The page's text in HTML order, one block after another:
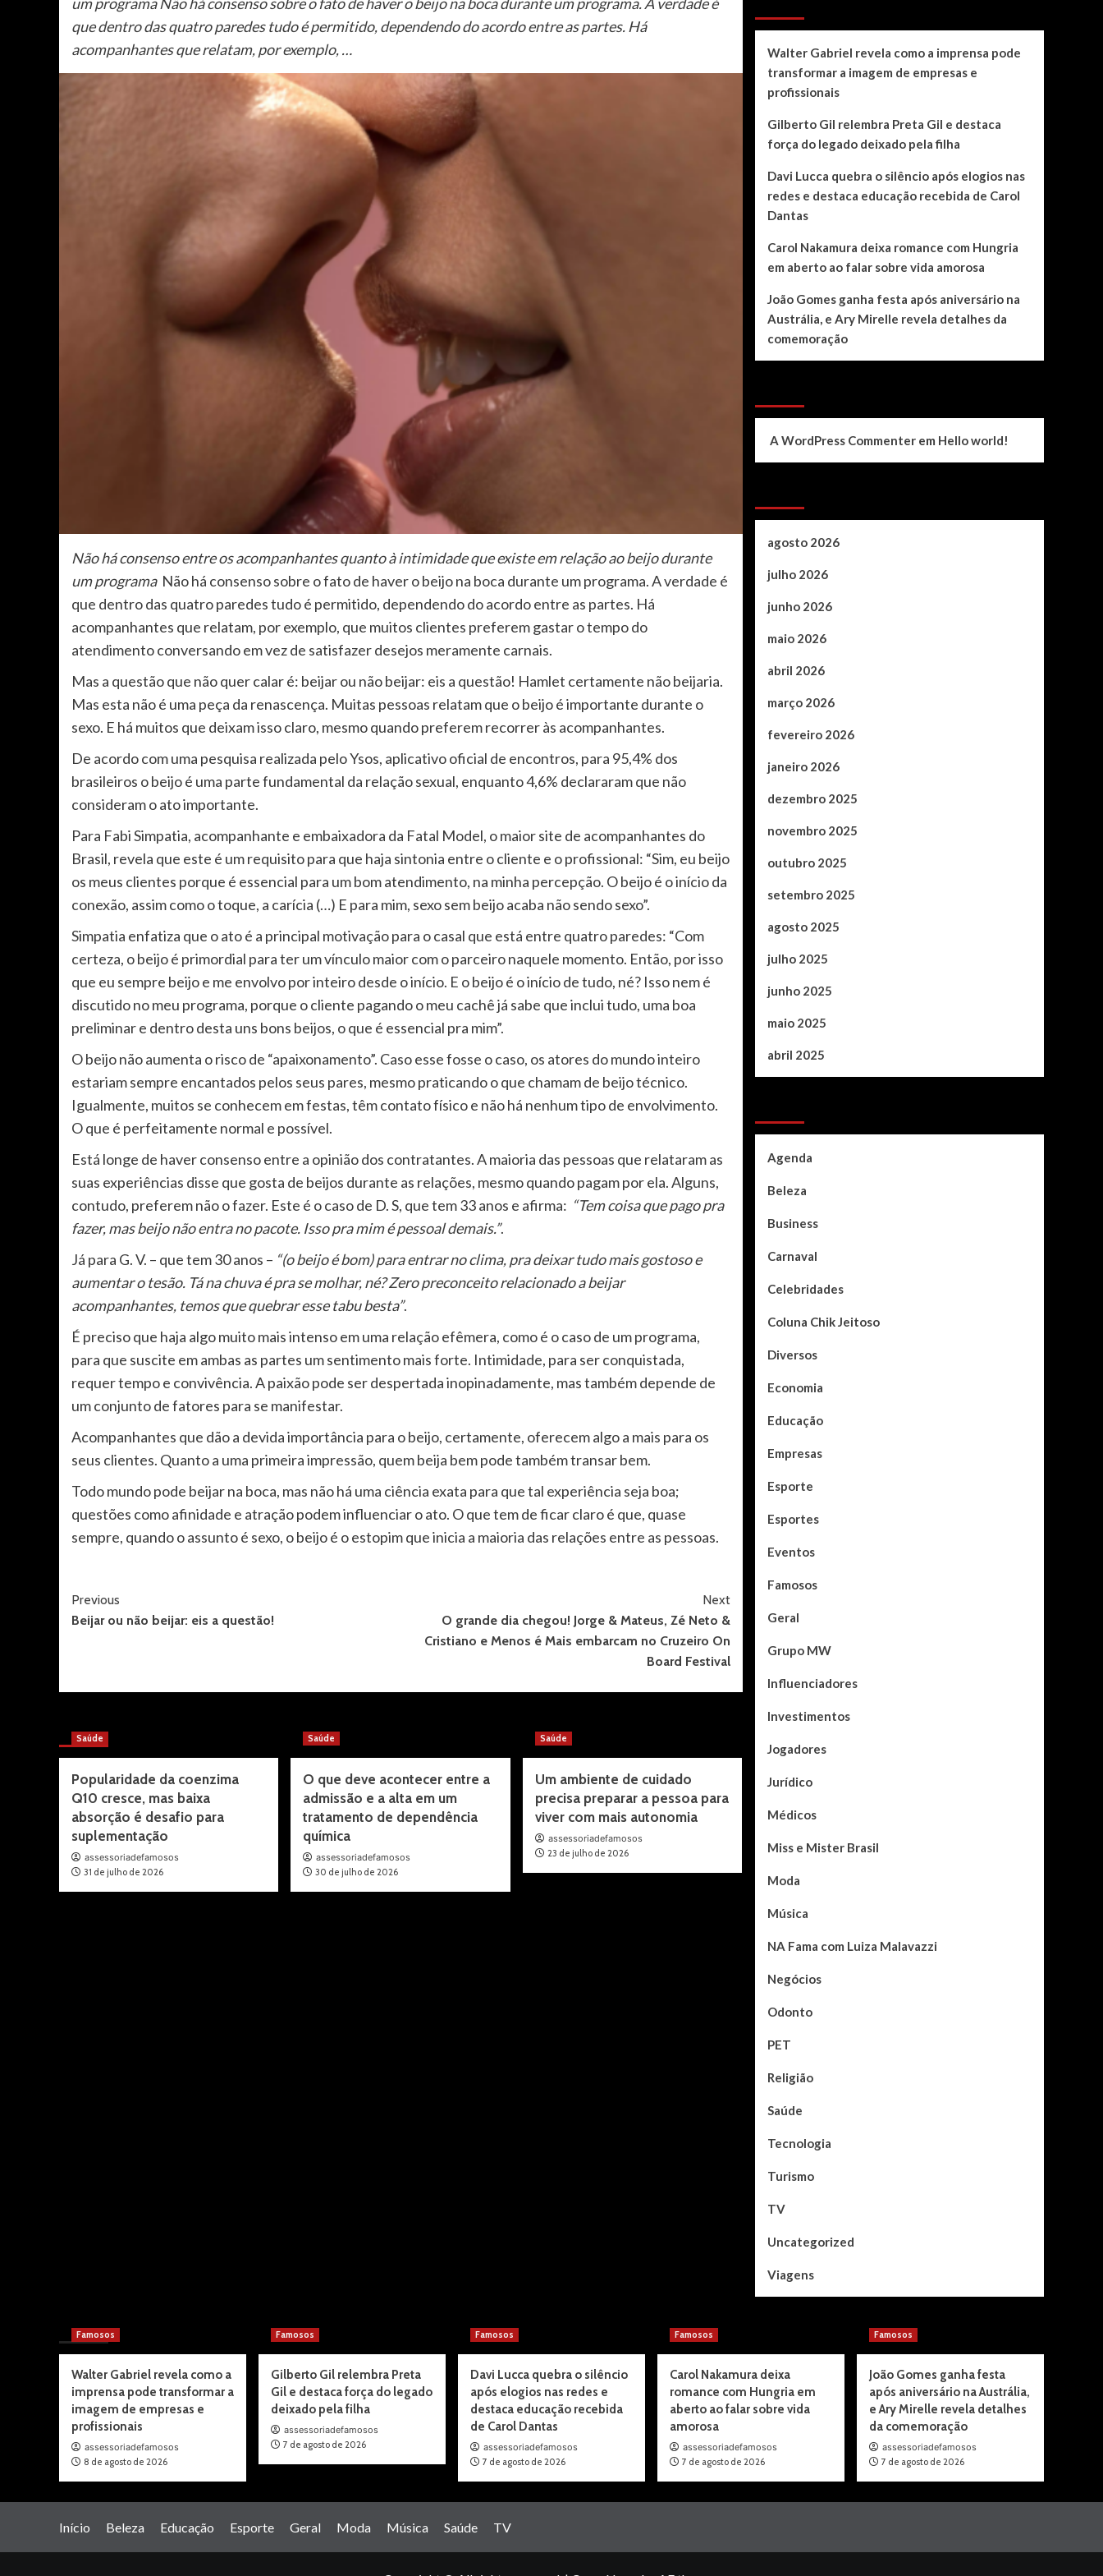
que dentro das quatro paredes tudo é permitido, dependendo do acordo entre as partes. Há
acompanhantes que relatam, por exemplo, …
Não há consenso entre os acompanhantes quanto à intimidade que existe em relação ao beijo durante
um programa Não há consenso sobre o fato de haver o beijo na boca durante um programa. A verdade é
que dentro das quatro paredes tudo é permitido, dependendo do acordo entre as partes. Há
acompanhantes que relatam, por exemplo, que muitos clientes preferem gastar o tempo do
atendimento conversando em vez de satisfazer desejos meramente carnais.
Mas a questão que não quer calar é: beijar ou não beijar: eis a questão! Hamlet certamente não beijaria.
Mas esta não é uma peça da renascença. Muitas pessoas relatam que o beijo é importante durante o
sexo. E há muitos que deixam isso claro, mesmo quando preferem recorrer às acompanhantes.
De acordo com uma pesquisa realizada pelo Ysos, aplicativo oficial de encontros, para 95,4% dos
brasileiros o beijo é uma parte fundamental da relação sexual, enquanto 4,6% declararam que não
consideram o ato importante.
Para Fabi Simpatia, acompanhante e embaixadora da Fatal Model, o maior site de acompanhantes do
Brasil, revela que este é um requisito para que haja sintonia entre o cliente e o profissional: “Sim, eu beijo
os meus clientes porque é essencial para um bom atendimento, na minha percepção. O beijo é o início da
conexão, assim como o toque, a carícia (…) E para mim, sexo sem beijo acaba não sendo sexo”.
Simpatia enfatiza que o ato é a principal motivação para o casal que está entre quatro paredes: “Com
certeza, o beijo é primordial para ter um vínculo maior com o parceiro naquele momento. Então, por isso
que eu sempre beijo e me envolvo por inteiro desde o início. E o beijo é o início de tudo, né? Isso nem é
discutido no meu programa, porque o cliente pagando o meu cachê já sabe que inclui tudo, uma boa
preliminar e dentro desta uns bons beijos, o que é essencial pra mim”.
O beijo não aumenta o risco de “apaixonamento”. Caso esse fosse o caso, os atores do mundo inteiro
estariam sempre encantados pelos seus pares, mesmo praticando o que chamam de beijo técnico.
Igualmente, muitos se conhecem em festas, têm contato físico e não há nenhum tipo de envolvimento.
O que é perfeitamente normal e possível.
Está longe de haver consenso entre a opinião dos contratantes. A maioria das pessoas que relataram as
suas experiências disse que gosta de beijos durante as relações, mesmo quando pagam por ela. Alguns,
contudo, preferem não o fazer. Este é o caso de D. S, que tem 33 anos e afirma: “Tem coisa que pago pra
fazer, mas beijo não entra no pacote. Isso pra mim é pessoal demais.”.
Já para G. V. – que tem 30 anos – “(o beijo é bom) para entrar no clima, pra deixar tudo mais gostoso e
aumentar o tesão. Tá na chuva é pra se molhar, né? Zero preconceito relacionado a beijar
acompanhantes, temos que quebrar esse tabu besta”.
É preciso que haja algo muito mais intenso em uma relação efêmera, como é o caso de um programa,
para que suscite em ambas as partes um sentimento mais forte. Intimidade, para ser conquistada,
requer tempo e convivência. A paixão pode ser despertada inopinadamente, mas também depende de
um conjunto de fatores para se manifestar.
Acompanhantes que dão a devida importância para o beijo, certamente, oferecem algo a mais para os
seus clientes. Quanto a uma primeira impressão, quem beija bem pode também transar bem.
Todo mundo pode beijar na boca, mas não há uma ciência exata para que tal experiência seja boa;
questões como afinidade e atração podem influenciar o ato. O que tem de ficar claro é que, quase
sempre, quando o assunto é sexo, o beijo é o estopim que inicia a maioria das relações entre as pessoas.
Post
Navigation
Previous
Beijar ou não beijar: eis a questão!
Next
O grande dia chegou! Jorge & Mateus, Zé Neto &
Cristiano e Menos é Mais embarcam no Cruzeiro On
Board Festival
More Stories
Saúde
Popularidade da coenzima
Q10 cresce, mas baixa
absorção é desafio para
suplementação
assessoriadefamosos
31 de julho de 2026
Saúde
O que deve acontecer entre a
admissão e a alta em um
tratamento de dependência
química
assessoriadefamosos
30 de julho de 2026
Saúde
Um ambiente de cuidado
precisa preparar a pessoa para
viver com mais autonomia
assessoriadefamosos
23 de julho de 2026
Walter Gabriel revela como a imprensa pode
transformar a imagem de empresas e
profissionais
Gilberto Gil relembra Preta Gil e destaca
força do legado deixado pela filha
Davi Lucca quebra o silêncio após elogios nas
redes e destaca educação recebida de Carol
Dantas
Carol Nakamura deixa romance com Hungria
em aberto ao falar sobre vida amorosa
João Gomes ganha festa após aniversário na
Austrália, e Ary Mirelle revela detalhes da
comemoração
A WordPress Commenterem Hello world!
agosto 2026
julho 2026
junho 2026
maio 2026
abril 2026
março 2026
fevereiro 2026
janeiro 2026
dezembro 2025
novembro 2025
outubro 2025
setembro 2025
agosto 2025
julho 2025
junho 2025
maio 2025
abril 2025
Agenda
Beleza
Business
Carnaval
Celebridades
Coluna Chik Jeitoso
Diversos
Economia
Educação
Empresas
Esporte
Esportes
Eventos
Famosos
Geral
Grupo MW
Influenciadores
Investimentos
Jogadores
Jurídico
Médicos
Miss e Mister Brasil
Moda
Música
NA Fama com Luiza Malavazzi
Negócios
Odonto
PET
Religião
Saúde
Tecnologia
Turismo
TV
Uncategorized
Viagens
You may have missed
Famosos
Walter Gabriel revela como a
imprensa pode transformar a
imagem de empresas e
profissionais
assessoriadefamosos
8 de agosto de 2026
Famosos
Gilberto Gil relembra Preta
Gil e destaca força do legado
deixado pela filha
assessoriadefamosos
7 de agosto de 2026
Famosos
Davi Lucca quebra o silêncio
após elogios nas redes e
destaca educação recebida
de Carol Dantas
assessoriadefamosos
7 de agosto de 2026
Famosos
Carol Nakamura deixa
romance com Hungria em
aberto ao falar sobre vida
amorosa
assessoriadefamosos
7 de agosto de 2026
Famosos
João Gomes ganha festa
após aniversário na Austrália,
e Ary Mirelle revela detalhes
da comemoração
assessoriadefamosos
7 de agosto de 2026
Início Beleza Educação Esporte Geral Moda Música Saúde TV